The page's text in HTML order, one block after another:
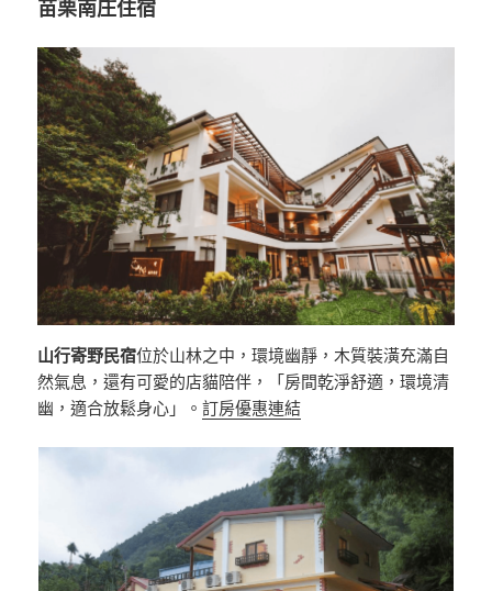
苗栗南庄住宿
山行寄野民宿位於山林之中，環境幽靜，木質裝潢充滿自
然氣息，還有可愛的店貓陪伴，「房間乾淨舒適，環境清
幽，適合放鬆身心」。訂房優惠連結